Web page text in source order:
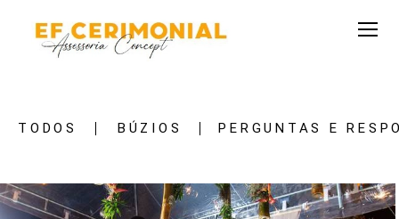
TODOS BÚZIOS PERGUNTAS E